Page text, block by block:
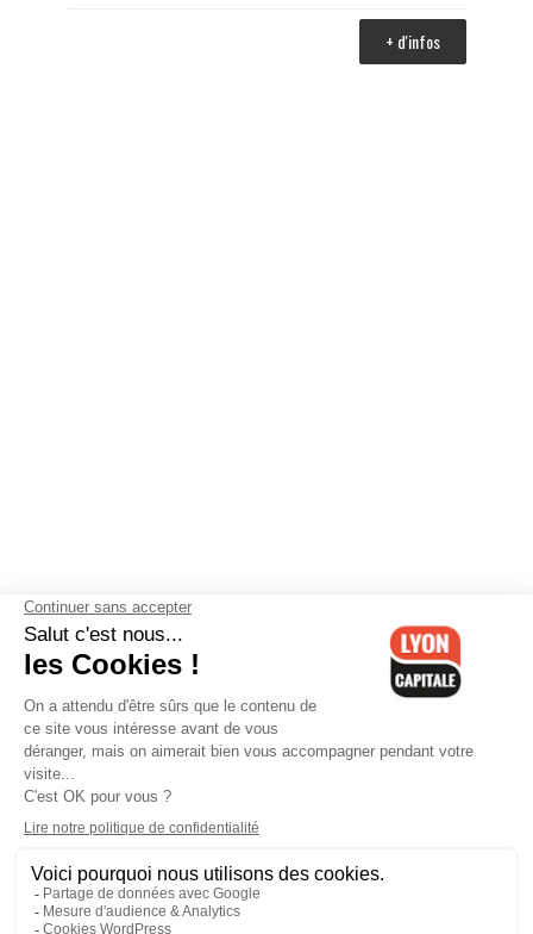
+ d'infos
Contactez-nous-Mentions légales-CGV-Politique de
confidentialité-Gestion des cookies